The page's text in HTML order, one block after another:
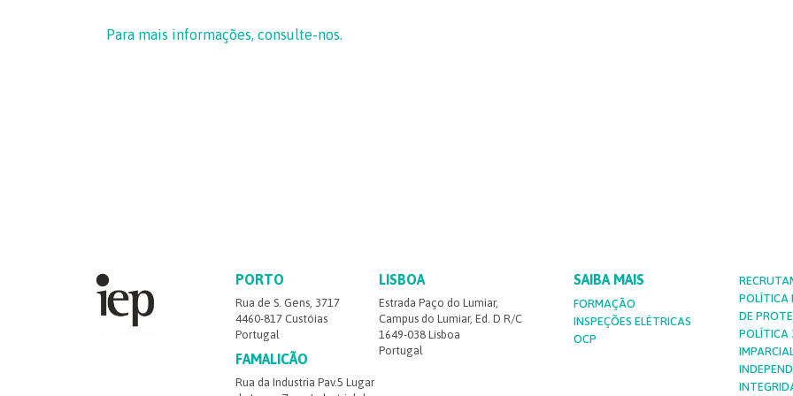
Para mais informações, consulte-nos.
PORTO
Rua de S. Gens, 3717
4460-817 Custóias
Portugal
FAMALICÃO
Rua da Industria Pav.5 Lugar
LISBOA
Estrada Paço do Lumiar,
Campus do Lumiar, Ed. D R/C
1649-038 Lisboa
Portugal
SAIBA MAIS
FORMAÇÃO
INSPEÇÕES ELÉTRICAS
OCP
POLÍTICA
DE
POLÍTICA